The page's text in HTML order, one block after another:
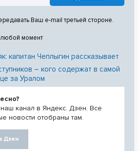
Ваш e-mail третьей стороне.
момент
капитан Чеплыгин рассказывает
– кого содержат в самой
за Уралом
канал в Яндекс. Дзен. Все
новости отобраны там.
Дзен